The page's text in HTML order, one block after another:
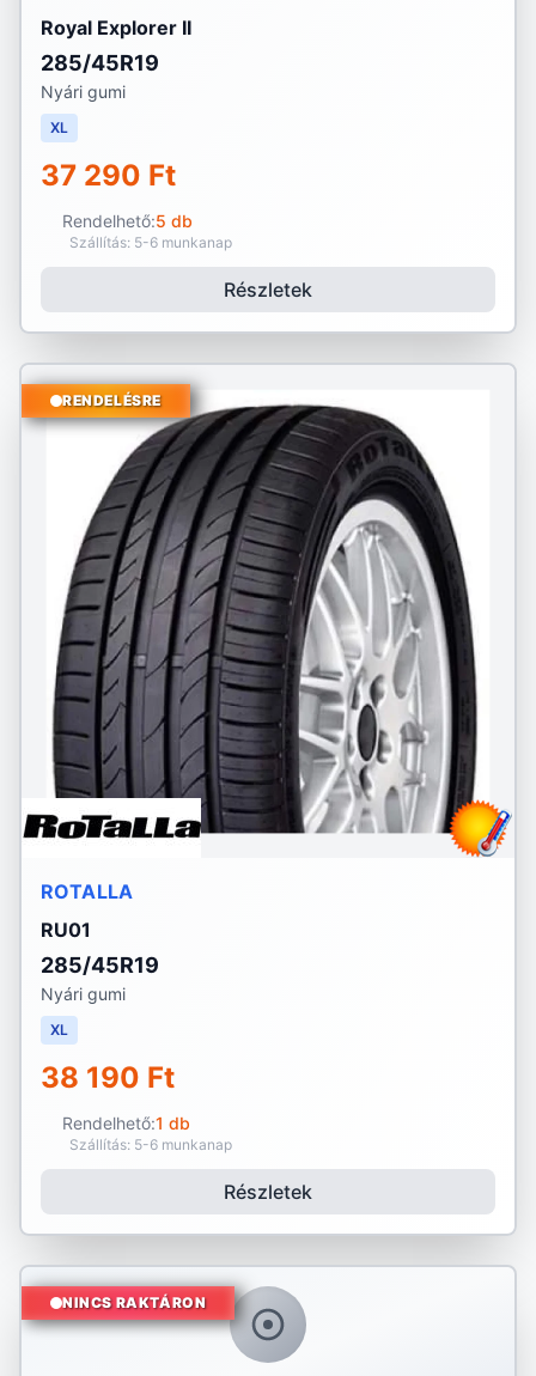
Royal Explorer II
285/45R19
Nyári gumi
XL
37 290 Ft
Rendelhető:5 db
Szállítás: 5-6 munkanap
Részletek
RENDELÉSRE
ROTALLA
RU01
285/45R19
Nyári gumi
XL
38 190 Ft
Rendelhető:1 db
Szállítás: 5-6 munkanap
Részletek
NINCS RAKTÁRON